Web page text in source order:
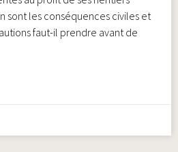
sont les conséquences civiles et
faut-il prendre avant de